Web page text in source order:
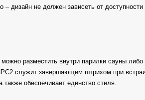
– дизайн не должен зависеть от
разместить внутри парилки сауны либо
служит завершающим штрихом при
обеспечивает единство стиля.